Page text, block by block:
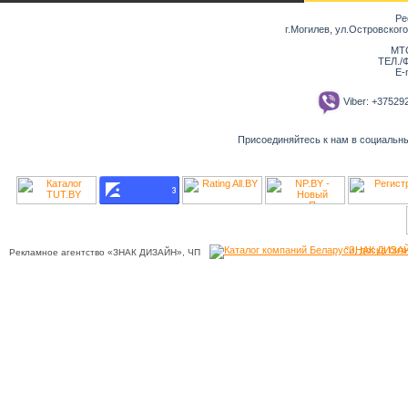
г.Могилев,
ТЕЛ./
E-
Viber:
Присоединяйтесь к нам в
Рекламное агентство «ЗНАК ДИЗАЙН», ЧП "ЗНАК